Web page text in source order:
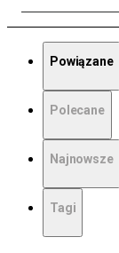
Powiązane
Polecane
Najnowsze
Tagi